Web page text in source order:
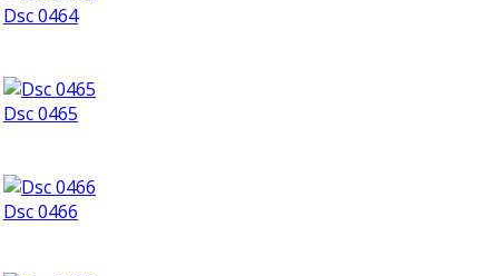
Dsc 0464
Dsc 0465
Dsc 0466